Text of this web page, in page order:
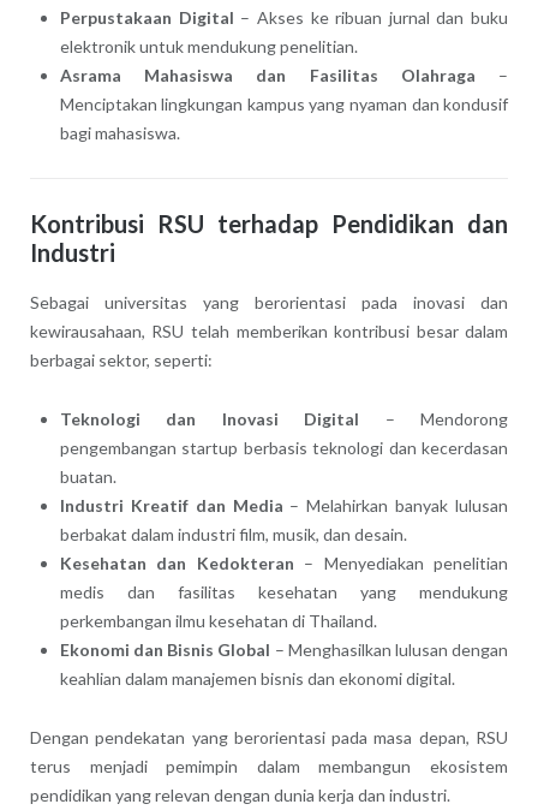
Perpustakaan Digital – Akses ke ribuan jurnal dan buku
elektronik untuk mendukung penelitian.
Asrama Mahasiswa dan Fasilitas Olahraga –
Menciptakan lingkungan kampus yang nyaman dan kondusif
bagi mahasiswa.
Kontribusi RSU terhadap Pendidikan dan
Industri
Sebagai universitas yang berorientasi pada inovasi dan
kewirausahaan, RSU telah memberikan kontribusi besar dalam
berbagai sektor, seperti:
Teknologi dan Inovasi Digital – Mendorong
pengembangan startup berbasis teknologi dan kecerdasan
buatan.
Industri Kreatif dan Media – Melahirkan banyak lulusan
berbakat dalam industri film, musik, dan desain.
Kesehatan dan Kedokteran – Menyediakan penelitian
medis dan fasilitas kesehatan yang mendukung
perkembangan ilmu kesehatan di Thailand.
Ekonomi dan Bisnis Global – Menghasilkan lulusan dengan
keahlian dalam manajemen bisnis dan ekonomi digital.
Dengan pendekatan yang berorientasi pada masa depan, RSU
terus menjadi pemimpin dalam membangun ekosistem
pendidikan yang relevan dengan dunia kerja dan industri.